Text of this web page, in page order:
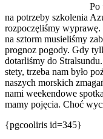
Po
na potrzeby szkolenia
rozpoczęliśmy wyprawę.
na sztorm musieliśmy
prognoz pogody. Gdy
dotarliśmy do
stety, trzeba nam było
naszych morskich
nami weekendowe
mamy pojęcia. Choć
{pgcooliris id=345}